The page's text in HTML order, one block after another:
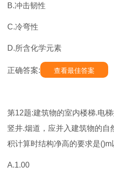
B.冲击韧性
C.冷弯性
D.所含化学元素
正确答案: 查看最佳答案
第12题:建筑物的室内楼梯.电
竖井.烟道，应并入建筑物的自
积计算时结构净高的要求是()m
A.1.00